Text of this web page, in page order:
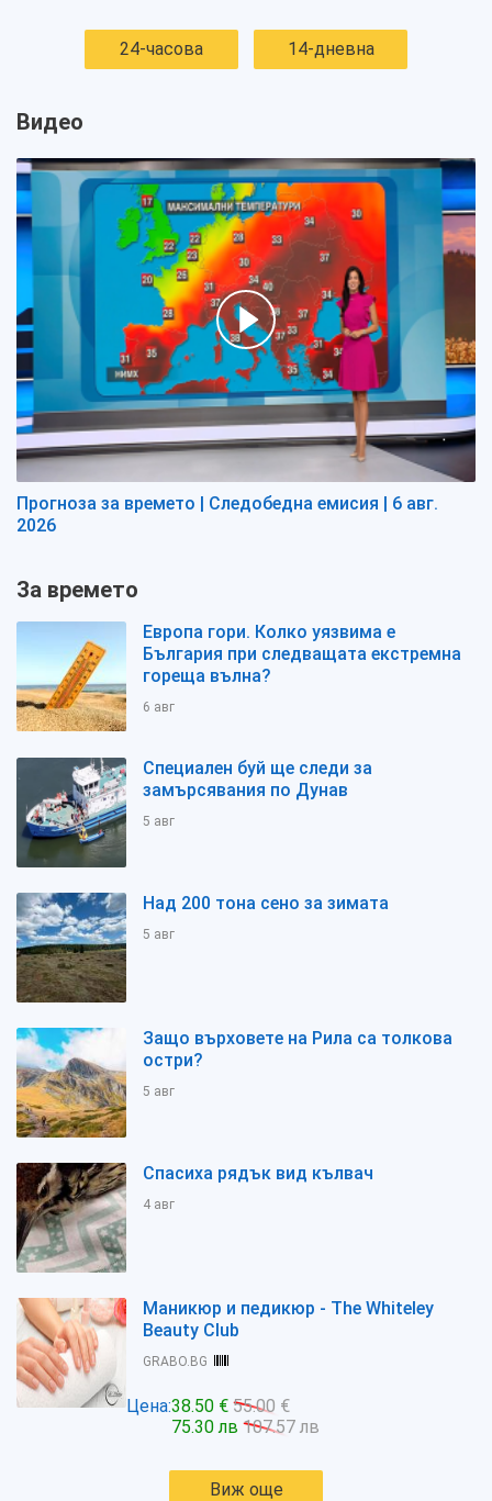
24-часова 14-дневна
Видео
Прогноза за времето | Следобедна емисия | 6 авг.
2026
За времето
Европа гори. Колко уязвима е
България при следващата екстремна
гореща вълна?
6 авг
Специален буй ще следи за
замърсявания по Дунав
5 авг
Над 200 тона сено за зимата
5 авг
Защо върховете на Рила са толкова
остри?
5 авг
Спасиха рядък вид кълвач
4 авг
Маникюр и педикюр - The Whiteley
Beauty Club
GRABO.BG
Цена:38.50 € 55.00 €
75.30 лв 107.57 лв
Виж още